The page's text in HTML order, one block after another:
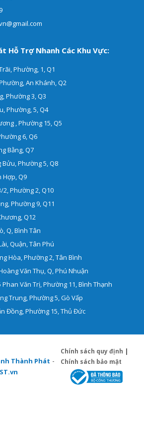
Hỗ Trợ Nhanh Các Khu Vực:
Phường, 1, Q1
An Khánh, Q2
Phường 3, Q3
Phường, 5, Q4
, Phường 15, Q5
6, Q6
Bằng, Q7
Bửu, Phường 5, Q8
Hợp, Q9
Phường 2, Q10
Phường 9, Q11
Q12
Q, Bình Tân
Quận, Tân Phú
Hòa, Phường 2, Tân Bình
Văn Thụ, Q, Phú Nhuận
Văn Trị, Phường 11, Bình Thạnh
Trung, Phường 5, Gò Vấp
Đồng, Phường 15, Thủ Đức
Thành Phát -
Chính sách quy định |
Chính sách bảo mật